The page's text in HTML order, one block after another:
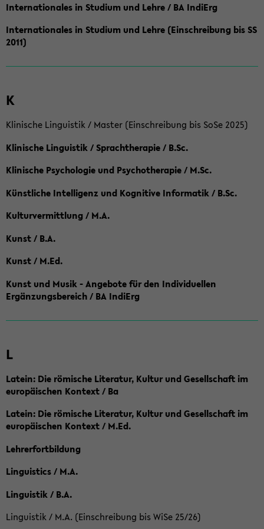
Internationales in Studium und Lehre / BA IndiErg
Internationales in Studium und Lehre (Einschreibung bis SS
2011)
K
Klinische Linguistik / Master (Einschreibung bis SoSe 2025)
Klinische Linguistik / Sprachtherapie / B.Sc.
Klinische Psychologie und Psychotherapie / M.Sc.
Künstliche Intelligenz und Kognitive Informatik / B.Sc.
Kulturvermittlung / M.A.
Kunst / B.A.
Kunst / M.Ed.
Kunst und Musik - Angebote für den Individuellen
Ergänzungsbereich / BA IndiErg
L
Latein: Die römische Literatur, Kultur und Gesellschaft im
europäischen Kontext / Ba
Latein: Die römische Literatur, Kultur und Gesellschaft im
europäischen Kontext / M.Ed.
Lehrerfortbildung
Linguistics / M.A.
Linguistik / B.A.
Linguistik / M.A. (Einschreibung bis WiSe 25/26)